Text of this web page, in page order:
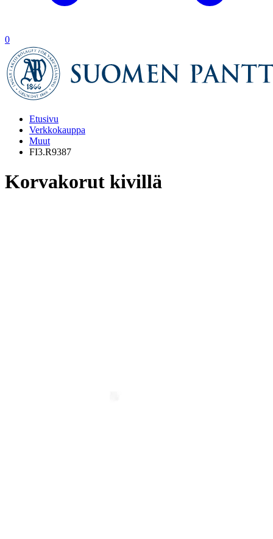
0
Etusivu
Verkkokauppa
Muut
FI3.R9387
Korvakorut kivillä